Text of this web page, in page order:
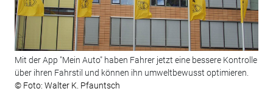
Mit der App "Mein Auto" haben Fahrer jetzt eine bessere Kontrolle
über ihren Fahrstil und können ihn umweltbewusst optimieren.
© Foto: Walter K. Pfauntsch